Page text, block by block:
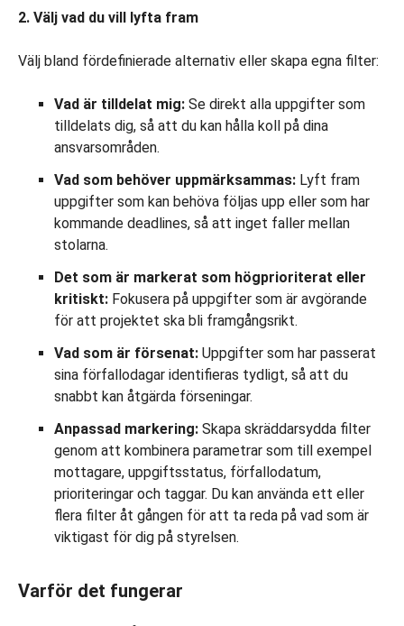
2. Välj vad du vill lyfta fram
Välj bland fördefinierade alternativ eller skapa egna filter:
Vad är tilldelat mig: Se direkt alla uppgifter som
tilldelats dig, så att du kan hålla koll på dina
ansvarsområden.
Vad som behöver uppmärksammas: Lyft fram
uppgifter som kan behöva följas upp eller som har
kommande deadlines, så att inget faller mellan
stolarna.
Det som är markerat som högprioriterat eller
kritiskt: Fokusera på uppgifter som är avgörande
för att projektet ska bli framgångsrikt.
Vad som är försenat: Uppgifter som har passerat
sina förfallodagar identifieras tydligt, så att du
snabbt kan åtgärda förseningar.
Anpassad markering: Skapa skräddarsydda filter
genom att kombinera parametrar som till exempel
mottagare, uppgiftsstatus, förfallodatum,
prioriteringar och taggar. Du kan använda ett eller
flera filter åt gången för att ta reda på vad som är
viktigast för dig på styrelsen.
Varför det fungerar